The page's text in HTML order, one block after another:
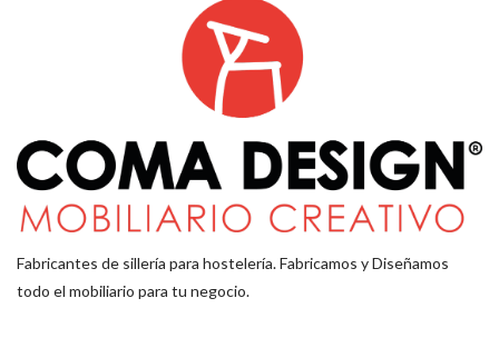
Fabricantes de sillería para hostelería. Fabricamos y Diseñamos
todo el mobiliario para tu negocio.